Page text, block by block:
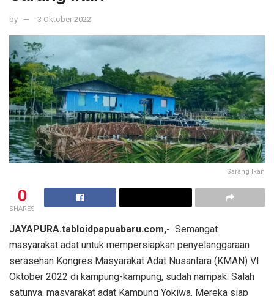
by 3 Oktober 2022
Sarang Ikan
0
SHARES
JAYAPURA.tabloidpapuabaru.com,- Semangat
masyarakat adat untuk mempersiapkan penyelanggaraan
serasehan Kongres Masyarakat Adat Nusantara (KMAN) VI
Oktober 2022 di kampung-kampung, sudah nampak. Salah
satunya, masyarakat adat Kampung Yokiwa. Mereka siap